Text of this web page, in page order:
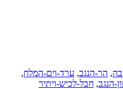
, הר-הנגב, ערד-וים-המלח,
הנגב, חבל-לכיש-ויתיר